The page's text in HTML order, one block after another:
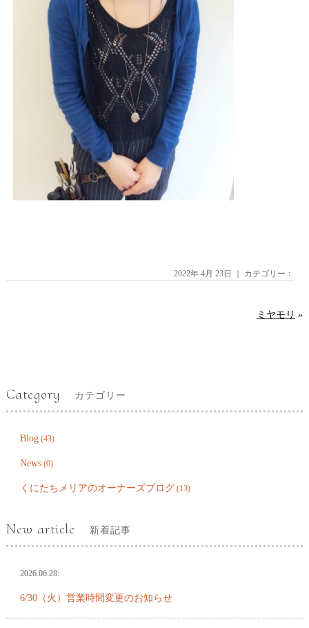
2022年 4月 23日 ｜ カテゴリー：
ミヤモリ »
Category カテゴリー
Blog(43)
News(0)
くにたちメリアのオーナーズブログ (13)
New article 新着記事
2026.06.28:
6/30（火）営業時間変更のお知らせ